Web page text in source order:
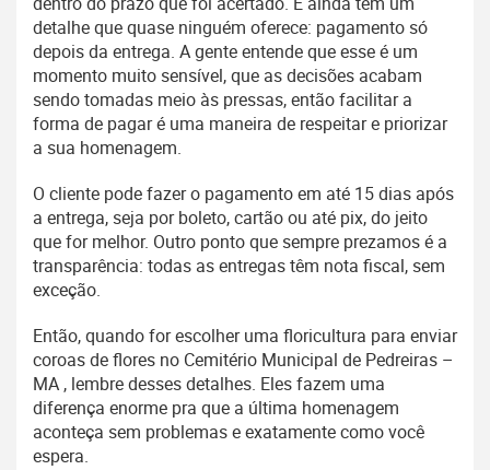
detalhe que quase ninguém oferece: pagamento só
depois da entrega. A gente entende que esse é um
momento muito sensível, que as decisões acabam
sendo tomadas meio às pressas, então facilitar a
forma de pagar é uma maneira de respeitar e priorizar
a sua homenagem.
O cliente pode fazer o pagamento em até 15 dias após
a entrega, seja por boleto, cartão ou até pix, do jeito
que for melhor. Outro ponto que sempre prezamos é a
transparência: todas as entregas têm nota fiscal, sem
exceção.
Então, quando for escolher uma floricultura para enviar
coroas de flores no Cemitério Municipal de Pedreiras –
MA , lembre desses detalhes. Eles fazem uma
diferença enorme pra que a última homenagem
aconteça sem problemas e exatamente como você
espera.